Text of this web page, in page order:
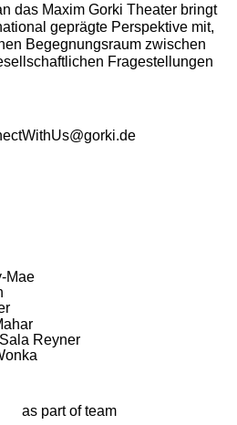
das Maxim Gorki Theater bringt
geprägte Perspektive mit,
Begegnungsraum zwischen
Fragestellungen
Mae
Reyner
as part of team